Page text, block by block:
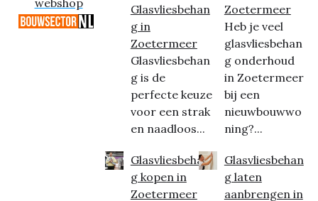
webshop
Glasvliesbehan
g in
Zoetermeer
Glasvliesbehan
g is de
perfecte keuze
voor een strak
en naadloos...
Glasvliesbehan
g kopen in
Zoetermeer
Zoetermeer
Heb je veel
glasvliesbehan
g onderhoud
in Zoetermeer
bij een
nieuwbouwwo
ning?...
Glasvliesbehan
g laten
aanbrengen in